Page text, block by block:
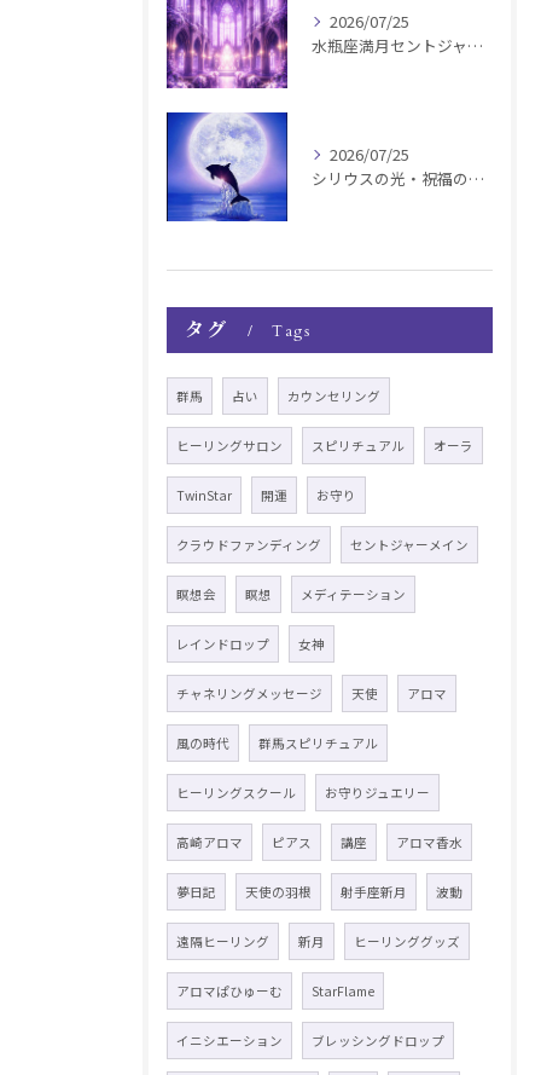
2026/07/25
水瓶座満月セントジャーメインGSVF遠隔お知らせ
2026/07/25
シリウスの光・祝福の波動チャージ遠隔お知らせ〜銀河新年〜
タグ Tags
群馬 占い カウンセリング
ヒーリングサロン スピリチュアル オーラ
TwinStar 開運 お守り
クラウドファンディング セントジャーメイン
瞑想会 瞑想 メディテーション
レインドロップ 女神
チャネリングメッセージ 天使 アロマ
風の時代 群馬スピリチュアル
ヒーリングスクール お守りジュエリー
高崎アロマ ピアス 講座 アロマ香水
夢日記 天使の羽根 射手座新月 波動
遠隔ヒーリング 新月 ヒーリンググッズ
アロマぱひゅーむ StarFlame
イニシエーション ブレッシングドロップ